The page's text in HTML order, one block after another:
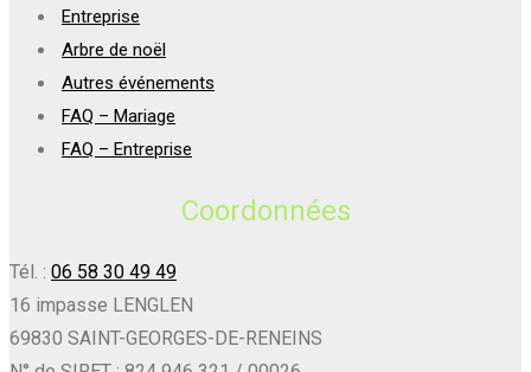
Entreprise
Arbre de noël
Autres événements
FAQ – Mariage
FAQ – Entreprise
Coordonnées
Tél. : 06 58 30 49 49
16 impasse LENGLEN
69830 SAINT-GEORGES-DE-RENEINS